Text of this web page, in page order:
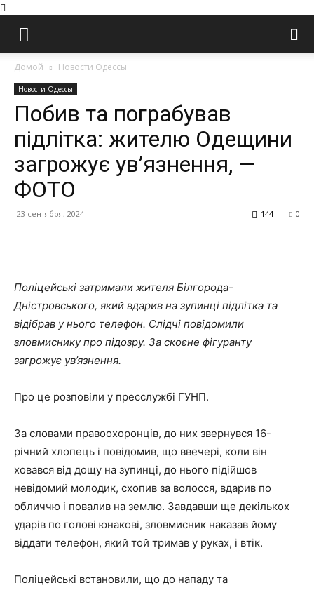
Домой Новости Одессы
Новости Одессы
Побив та пограбував
підлітка: жителю Одещини
загрожує ув’язнення, —
ФОТО
23 сентября, 2024 0
144
Поліцейські затримали жителя Білгорода-
Дністровського, який вдарив на зупинці підлітка та
відібрав у нього телефон. Слідчі повідомили
зловмиснику про підозру. За скоєне фігуранту
загрожує ув’язнення.
Про це розповіли у пресслужбі ГУНП.
За словами правоохоронців, до них звернувся 16-
річний хлопець і повідомив, що ввечері, коли він
ховався від дощу на зупинці, до нього підійшов
невідомий молодик, схопив за волосся, вдарив по
обличчю і повалив на землю. Завдавши ще декількох
ударів по голові юнакові, зловмисник наказав йому
віддати телефон, який той тримав у руках, і втік.
Поліцейські встановили, що до нападу та